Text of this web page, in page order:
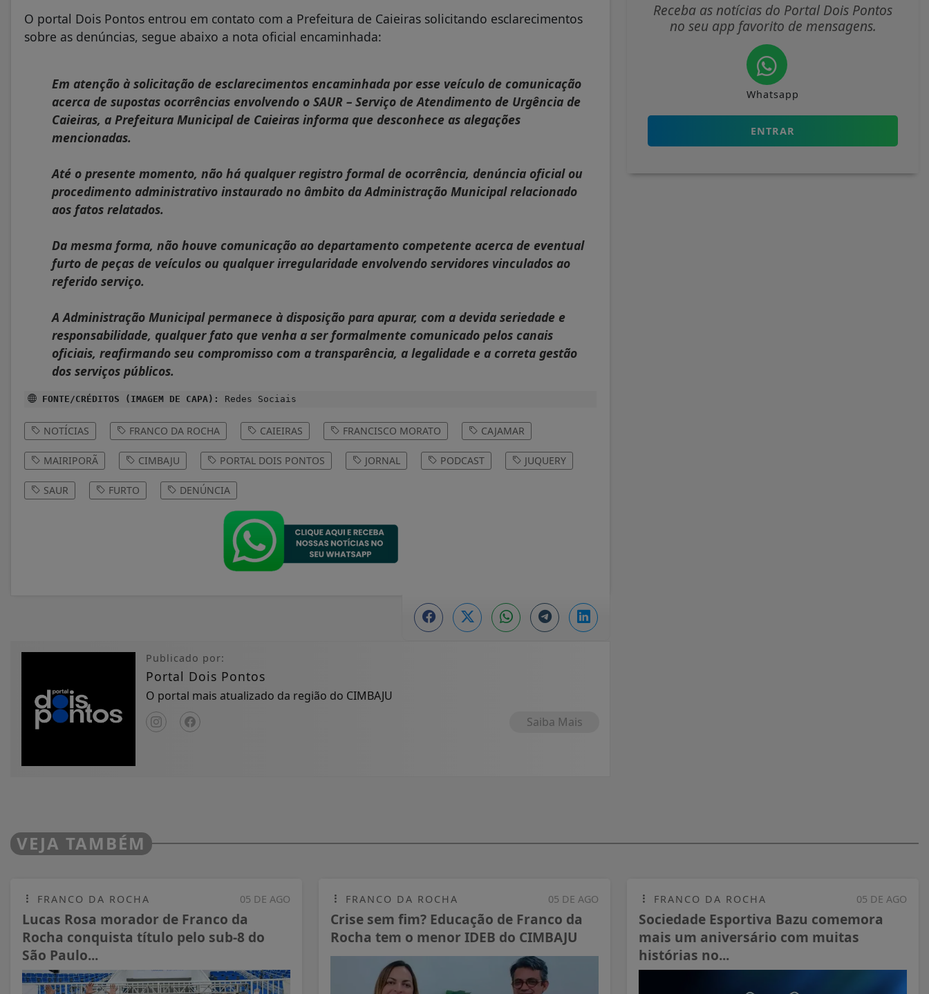
O portal Dois Pontos entrou em contato com a Prefeitura de Caieiras solicitando esclarecimentos
sobre as denúncias, segue abaixo a nota oficial encaminhada:
Em atenção à solicitação de esclarecimentos encaminhada por esse veículo de comunicação
acerca de supostas ocorrências envolvendo o SAUR – Serviço de Atendimento de Urgência de
Caieiras, a Prefeitura Municipal de Caieiras informa que desconhece as alegações
mencionadas.
Até o presente momento, não há qualquer registro formal de ocorrência, denúncia oficial ou
procedimento administrativo instaurado no âmbito da Administração Municipal relacionado
aos fatos relatados.
Da mesma forma, não houve comunicação ao departamento competente acerca de eventual
furto de peças de veículos ou qualquer irregularidade envolvendo servidores vinculados ao
referido serviço.
A Administração Municipal permanece à disposição para apurar, com a devida seriedade e
responsabilidade, qualquer fato que venha a ser formalmente comunicado pelos canais
oficiais, reafirmando seu compromisso com a transparência, a legalidade e a correta gestão
dos serviços públicos.
FONTE/CRÉDITOS (IMAGEM DE CAPA): Redes Sociais
NOTÍCIAS FRANCO DA ROCHA CAIEIRAS FRANCISCO MORATO CAJAMAR
MAIRIPORÃ CIMBAJU PORTAL DOIS PONTOS JORNAL PODCAST JUQUERY
SAUR FURTO DENÚNCIA
Publicado por:
Portal Dois Pontos
O portal mais atualizado da região do CIMBAJU
Saiba Mais
Receba as notícias do Portal Dois Pontos
no seu app favorito de mensagens.
Whatsapp
ENTRAR
VEJA TAMBÉM
05 DE AGO
FRANCO DA ROCHA
Lucas Rosa morador de Franco da
Rocha conquista título pelo sub-8 do
São Paulo...
05 DE AGO
FRANCO DA ROCHA
Crise sem fim? Educação de Franco da
Rocha tem o menor IDEB do CIMBAJU
05 DE AGO
FRANCO DA ROCHA
Sociedade Esportiva Bazu comemora
mais um aniversário com muitas
histórias no...